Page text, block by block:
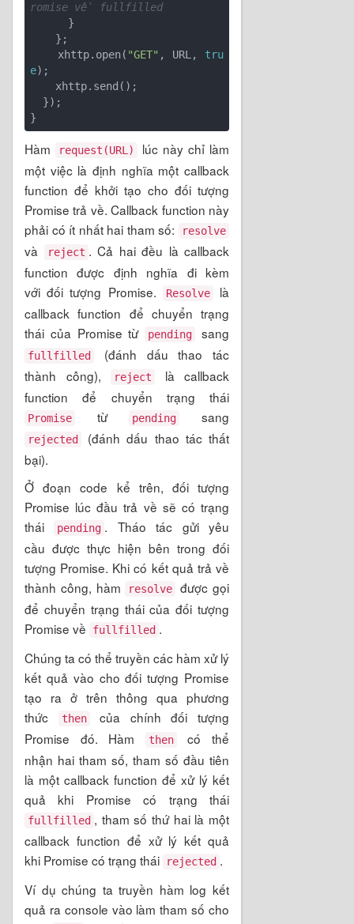
romise về fullfilled
    xhttp.open(
"GET" , URL, tru
e);
Hàm request(URL)
lúc này chỉ làm
một việc là định nghĩa một callback
function để khởi tạo cho đối tượng
Promise trả về. Callback function này
phải có ít nhất hai tham số:
resolve
và reject . Cả hai đều là callback
function được định nghĩa đi kèm
với đối tượng Promise.
Resolve
là
callback function để chuyển trạng
thái của Promise từ
pending sang
fullfilled
(đánh dấu thao tác
thành công),
reject
là callback
function để chuyển trạng thái
Promise từ pending sang
rejected
(đánh dấu thao tác thất
bại).
Ở đoạn code kể trên, đối tượng
Promise lúc đầu trả về sẽ có trạng
thái
pending . Tháo tác gửi yêu
cầu được thực hiện bên trong đối
tượng Promise. Khi có kết quả trả về
thành công, hàm
resolve
được gọi
để chuyển trạng thái của đối tượng
Promise về
fullfilled .
Chúng ta có thể truyền các hàm xử lý
kết quả vào cho đối tượng Promise
tạo ra ở trên thông qua phương
thức
then
của chính đối tượng
Promise đó. Hàm
then
có thể
nhận hai tham số, tham số đầu tiên
là một callback function để xử lý kết
quả khi Promise có trạng thái
fullfilled , tham số thứ hai là một
callback function để xử lý kết quả
khi Promise có trạng thái
rejected .
Ví dụ chúng ta truyền hàm log kết
quả ra console vào làm tham số cho